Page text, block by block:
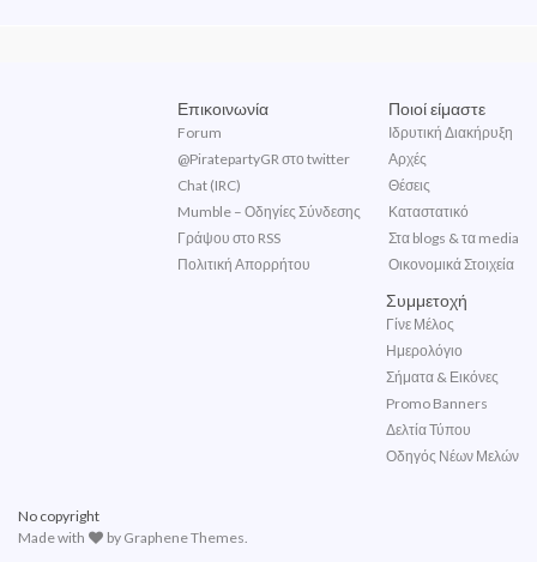
Επικοινωνία
Forum
@PiratepartyGR στο twitter
Chat (IRC)
Mumble – Οδηγίες Σύνδεσης
Γράψου στο RSS
Πολιτική Απορρήτου
Ποιοί είμαστε
Ιδρυτική Διακήρυξη
Αρχές
Θέσεις
Καταστατικό
Στα blogs & τα media
Οικονομικά Στοιχεία
Συμμετοχή
Γίνε Μέλος
Ημερολόγιο
Σήματα & Εικόνες
Promo Banners
Δελτία Τύπου
Οδηγός Νέων Μελών
No copyright
Made with
by Graphene Themes